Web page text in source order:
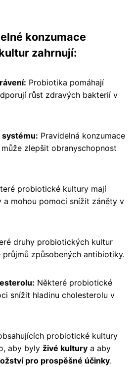
konzumace
zahrnují:
Probiotika pomáhají
růst zdravých bakterií v
Pravidelná konzumace
zlepšit obranyschopnost
probiotické kultury mají
a mohou pomoci snížit záněty v
druhy probiotických kultur
průjmů způsobených antibiotiky.
Některé probiotické
snížit hladinu cholesterolu v
probiotické kultury
aby byly živé kultury a aby
pro prospěšné účinky.